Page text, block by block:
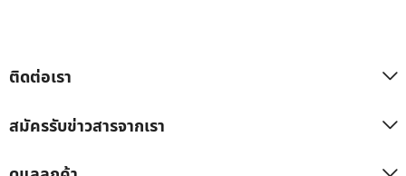
ติดต่อเรา
สมัครรับข่าวสารจากเรา